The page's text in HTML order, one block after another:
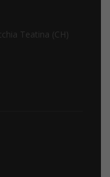
Teatina (CH)